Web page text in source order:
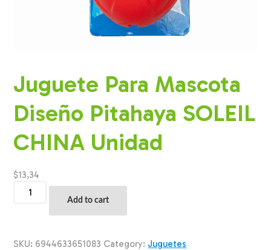
Juguete Para Mascota
Diseño Pitahaya SOLEIL
CHINA Unidad
$13,34
Para
SOLEIL
Add to cart
SKU: 6944633651083 Category: Juguetes